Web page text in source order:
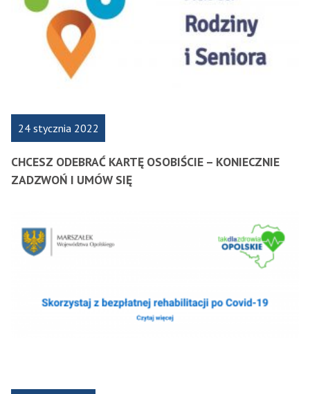
24 stycznia 2022
CHCESZ ODEBRAĆ KARTĘ OSOBIŚCIE – KONIECZNIE
ZADZWOŃ I UMÓW SIĘ